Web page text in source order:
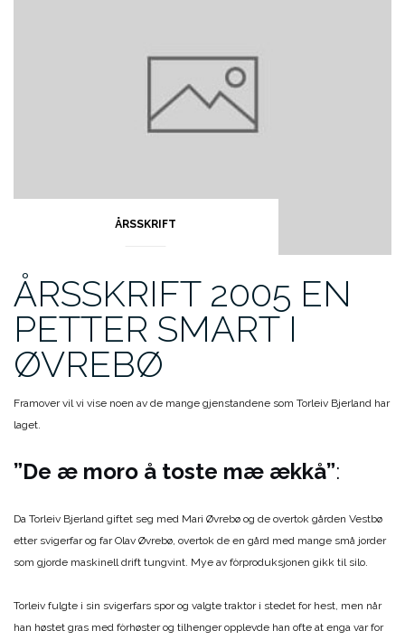
ÅRSSKRIFT
ÅRSSKRIFT 2005 EN
PETTER SMART I
ØVREBØ
Framover vil vi vise noen av de mange gjenstandene som Torleiv Bjerland har
laget.
”De æ moro å toste mæ ækkå”:
Da Torleiv Bjerland giftet seg med Mari Øvrebø og de overtok gården Vestbø
etter svigerfar og far Olav Øvrebø, overtok de en gård med mange små jorder
som gjorde maskinell drift tungvint. Mye av fòrproduksjonen gikk til silo.
Torleiv fulgte i sin svigerfars spor og valgte traktor i stedet for hest, men når
han høstet gras med fòrhøster og tilhenger opplevde han ofte at enga var for